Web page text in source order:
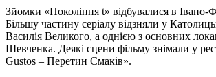
Зйомки «Покоління t» відбувалися в Івано-
Більшу частину серіалу відзняли у
Василія Великого, а однією з основних
Шевченка. Деякі сцени фільму знімали у
Gustos – Перетин Смаків».